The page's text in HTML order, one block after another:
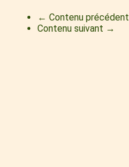
← Contenu précédent
Contenu suivant →